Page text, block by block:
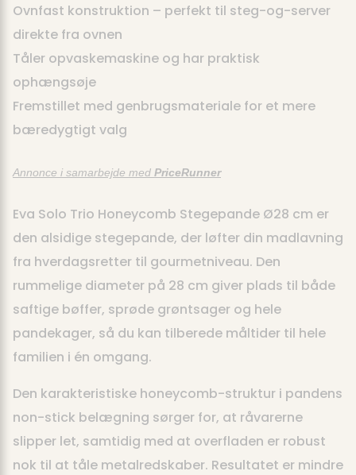
Ovnfast konstruktion – perfekt til steg-og-server
direkte fra ovnen
Tåler opvaskemaskine og har praktisk
ophængsøje
Fremstillet med genbrugsmateriale for et mere
bæredygtigt valg
Annonce i samarbejde med PriceRunner
Eva Solo Trio Honeycomb Stegepande Ø28 cm er
den alsidige stegepande, der løfter din madlavning
fra hverdagsretter til gourmetniveau. Den
rummelige diameter på 28 cm giver plads til både
saftige bøffer, sprøde grøntsager og hele
pandekager, så du kan tilberede måltider til hele
familien i én omgang.
Den karakteristiske honeycomb-struktur i pandens
non-stick belægning sørger for, at råvarerne
slipper let, samtidig med at overfladen er robust
nok til at tåle metalredskaber. Resultatet er mindre